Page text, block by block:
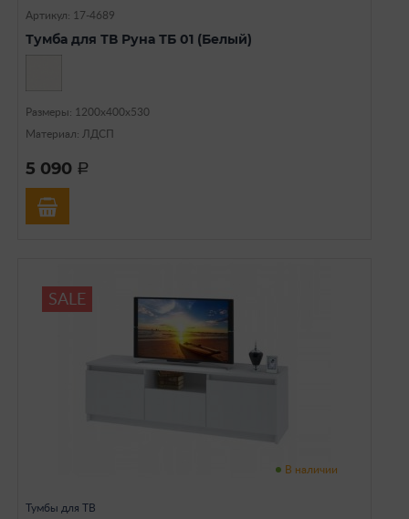
Артикул: 17-4689
Тумба для ТВ Руна ТБ 01 (Белый)
Размеры: 1200х400х530
Материал: ЛДСП
5 090 a
SALE
В наличии
Тумбы для ТВ